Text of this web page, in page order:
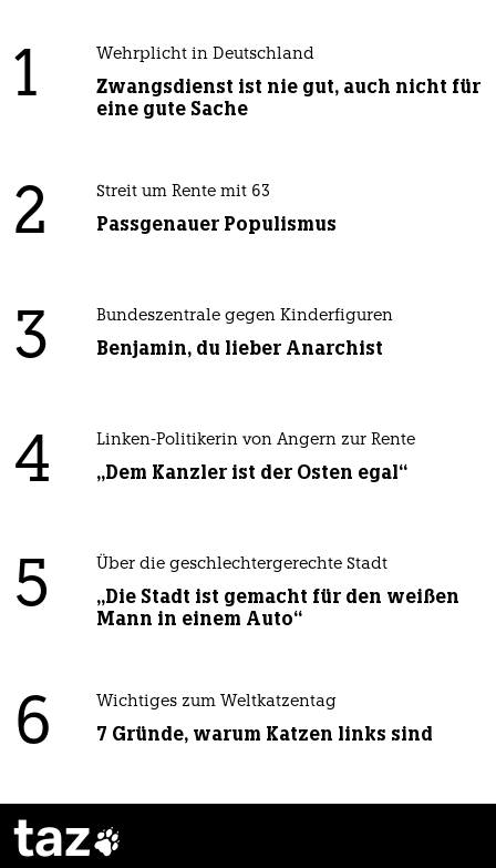
1 Wehrplicht in Deutschland
Zwangsdienst ist nie gut, auch nicht für
eine gute Sache
2 Streit um Rente mit 63
Passgenauer Populismus
3 Bundeszentrale gegen Kinderfiguren
Benjamin, du lieber Anarchist
4 Linken-Politikerin von Angern zur Rente
„Dem Kanzler ist der Osten egal“
5 Über die geschlechtergerechte Stadt
„Die Stadt ist gemacht für den weißen
Mann in einem Auto“
6 Wichtiges zum Weltkatzentag
7 Gründe, warum Katzen links sind
taz